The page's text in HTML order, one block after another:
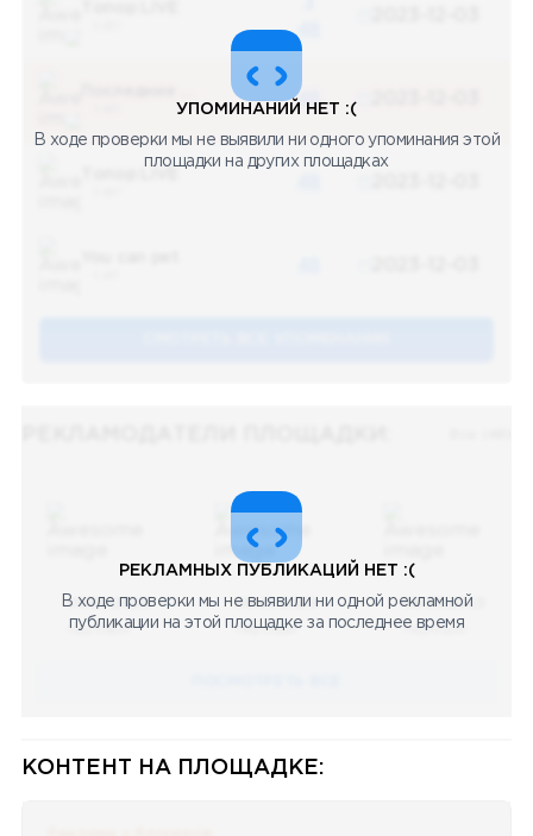
48
48
УПОМИНАНИЙ НЕТ :(
В ходе проверки мы не выявили ни одного упоминания этой
площадки на других площадках
08.05.2023
Научный
08.05.2023
Научный
08.05.2023
Научный
РЕКЛАМНЫХ ПУБЛИКАЦИЙ НЕТ :(
В ходе проверки мы не выявили ни одной рекламной
публикации на этой площадке за последнее время
КОНТЕНТ НА ПЛОЩАДКЕ: